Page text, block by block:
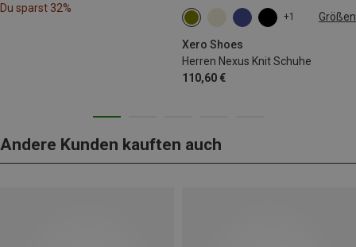
Du sparst 32%
+1 Größen
Xero Shoes
Herren Nexus Knit Schuhe
110,60 €
Andere Kunden kauften auch